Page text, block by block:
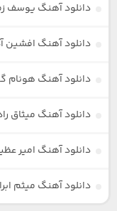
دانلود آهنگ یوسف
دانلود آهنگ افشین
دانلود آهنگ هونام
دانلود آهنگ میثاق
دانلود آهنگ امیر
دانلود آهنگ میثم